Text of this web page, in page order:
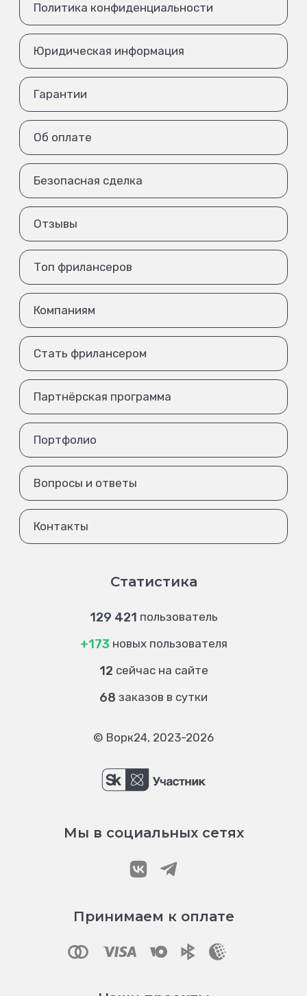
Политика конфиденциальности
Юридическая информация
Гарантии
Об оплате
Безопасная сделка
Отзывы
Топ фрилансеров
Компаниям
Стать фрилансером
Партнёрская программа
Портфолио
Вопросы и ответы
Контакты
Статистика
129 421 пользователь
+173 новых пользователя
12 сейчас на сайте
68 заказов в сутки
© Ворк24, 2023-2026
Мы в социальных сетях
Принимаем к оплате